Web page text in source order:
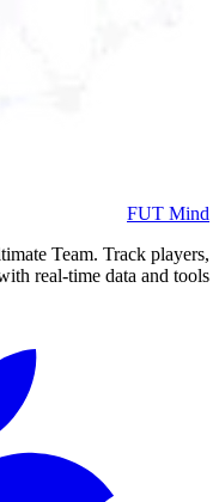
FUT Mind
Team. Track players,
real-time data and tools.